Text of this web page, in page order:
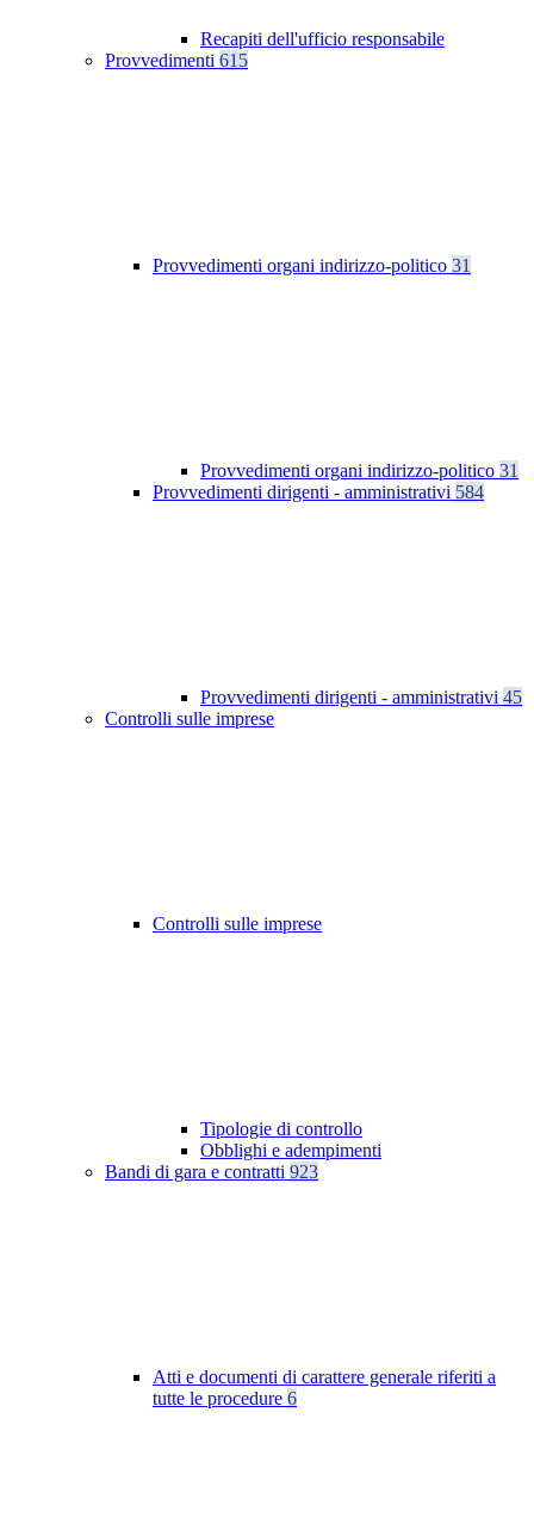
Recapiti dell'ufficio responsabile
Provvedimenti 615
Provvedimenti organi indirizzo-politico 31
Provvedimenti organi indirizzo-politico 31
Provvedimenti dirigenti - amministrativi 584
Provvedimenti dirigenti - amministrativi 45
Controlli sulle imprese
Controlli sulle imprese
Tipologie di controllo
Obblighi e adempimenti
Bandi di gara e contratti 923
Atti e documenti di carattere generale riferiti a
tutte le procedure 6